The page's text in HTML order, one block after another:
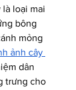
loại mai
bông
mỏng
ảnh cây
dân
trưng cho